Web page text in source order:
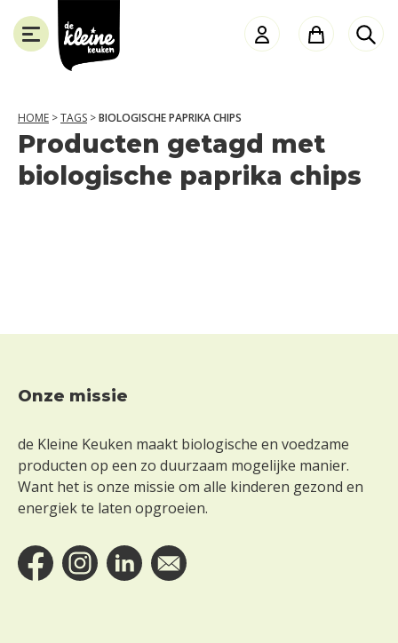
de
Kleine
Keuken
SLUITEN
HOME >TAGS >BIOLOGISCHE PAPRIKA CHIPS
Producten getagd met
biologische paprika chips
Footer
Onze missie
de Kleine Keuken maakt biologische en voedzame
producten op een zo duurzaam mogelijke manier.
Want het is onze missie om alle kinderen gezond en
energiek te laten opgroeien.